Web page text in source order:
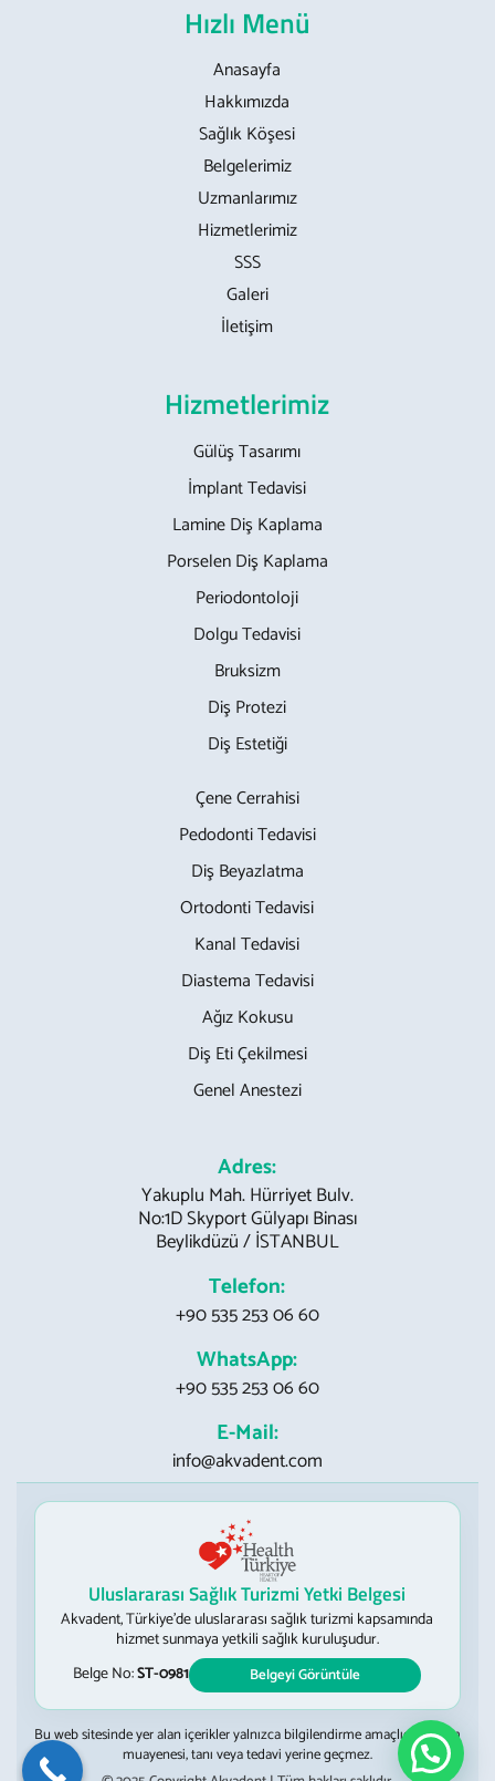
Hızlı Menü
Anasayfa
Hakkımızda
Sağlık Köşesi
Belgelerimiz
Uzmanlarımız
Hizmetlerimiz
SSS
Galeri
İletişim
Hizmetlerimiz
Gülüş Tasarımı
İmplant Tedavisi
Lamine Diş Kaplama
Porselen Diş Kaplama
Periodontoloji
Dolgu Tedavisi
Bruksizm
Diş Protezi
Diş Estetiği
Çene Cerrahisi
Pedodonti Tedavisi
Diş Beyazlatma
Ortodonti Tedavisi
Kanal Tedavisi
Diastema Tedavisi
Ağız Kokusu
Diş Eti Çekilmesi
Genel Anestezi
Adres:
Yakuplu Mah. Hürriyet Bulv.
No:1D Skyport Gülyapı Binası
Beylikdüzü / İSTANBUL
Telefon:
+90 535 253 06 60
WhatsApp:
+90 535 253 06 60
E-Mail:
info@akvadent.com
Uluslararası Sağlık Turizmi Yetki Belgesi
Akvadent, Türkiye’de uluslararası sağlık turizmi kapsamında
hizmet sunmaya yetkili sağlık kuruluşudur.
Belge No:ST-0981 Belgeyi Görüntüle
Bu web sitesinde yer alan içerikler yalnızca bilgilendirme amaçlıdır; hekim
muayenesi, tanı veya tedavi yerine geçmez.